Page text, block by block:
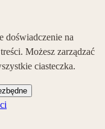
doświadczenie na
Możesz zarządzać
ciasteczka.